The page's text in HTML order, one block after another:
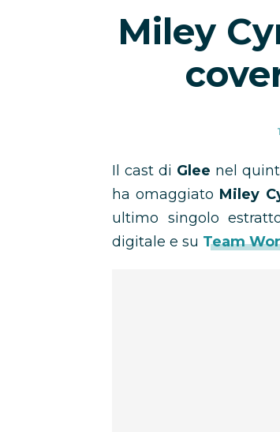
Miley
Il cast di Glee nel
ha omaggiato Miley
ultimo singolo
digitale e su Team